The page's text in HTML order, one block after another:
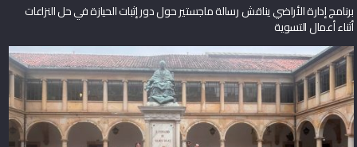
برنامج إدارة الأراضي يناقش رسالة ماجستير حول دور إثبات الحيازة في حل النزاعات
أثناء أعمال التسوية